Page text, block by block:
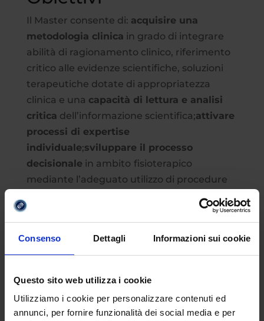
Consenso Dettagli Informazioni sui cookie
Questo sito web utilizza i cookie
Utilizziamo i cookie per personalizzare contenuti ed
annunci, per fornire funzionalità dei social media e per
Il Master consente di: acquisire una
metodologia clinica in grado di integrare
abilità di ragionamento clinico, riferimento
critico alle evidenze scientifiche, soluzioni
terapeutiche dotate di appropriatezza
clinica e una capacità di lettura e analisi
critica dell’informazione scientifica;attivare
processi di expertise
individuale;sviluppare il processo
decisionale in ambito fisioterapico
mediante l’adeguato utilizzo di procedure
cliniche per l’esame soggettivo e fisico del
paziente, la valutazione dei dati clinici
attraverso la scelta di idonee misure di
outcome; riconoscere i limiti del
trattamento fisioterapico e avviare
figure sanitarie